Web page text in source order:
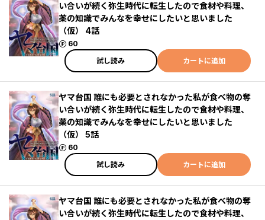
い合いが続く弥生時代に転生したので食材や料理、
薬の知識でみんなを幸せにしたいと思いました
（仮） 4話
60
ポイント
試し読み
カートに追加
ヤマ台国 誰にも必要とされなかった私が食べ物の奪
い合いが続く弥生時代に転生したので食材や料理、
薬の知識でみんなを幸せにしたいと思いました
（仮） 5話
60
ポイント
試し読み
カートに追加
ヤマ台国 誰にも必要とされなかった私が食べ物の奪
い合いが続く弥生時代に転生したので食材や料理、